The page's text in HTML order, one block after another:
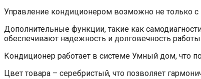
Управление кондиционером возможно не только
Дополнительные функции, такие как
обеспечивают надежность и долговечность
Кондиционер работает в системе Умный дом, что
Цвет товара – серебристый, что позволяет